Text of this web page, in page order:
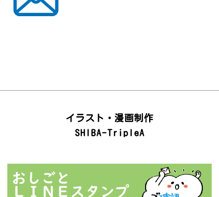
イラスト・漫画制作
SHIBA-TripleA